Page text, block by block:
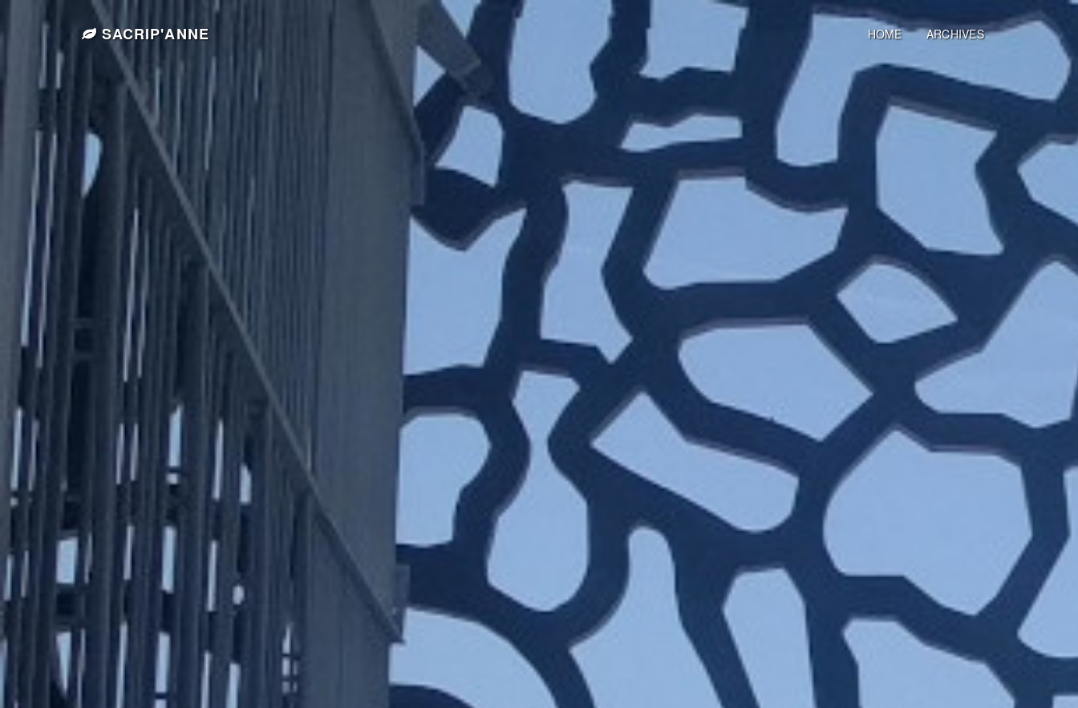
SACRIP'ANNE HOME ARCHIVES